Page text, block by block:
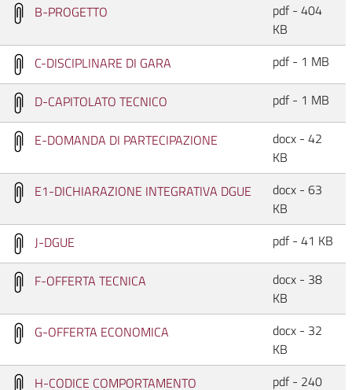
B-PROGETTO
pdf - 404
KB
C-DISCIPLINARE DI GARA
pdf - 1 MB
D-CAPITOLATO TECNICO pdf - 1 MB
E-DOMANDA DI PARTECIPAZIONE
docx - 42
KB
E1-DICHIARAZIONE INTEGRATIVA DGUE
docx - 63
KB
J-DGUE
pdf - 41 KB
F-OFFERTA TECNICA
docx - 38
KB
G-OFFERTA ECONOMICA
docx - 32
KB
H-CODICE COMPORTAMENTO
pdf - 240